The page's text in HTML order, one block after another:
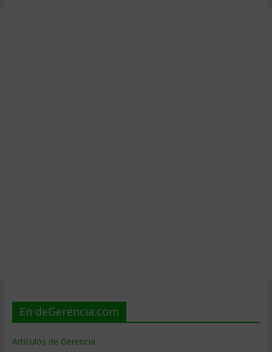
En deGerencia.com
Artículos de Gerencia